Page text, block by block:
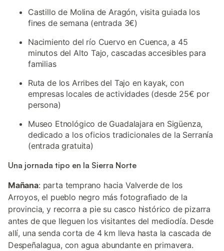
Castillo de Molina de Aragón, visita guiada los
fines de semana (entrada 3€)
Nacimiento del río Cuervo en Cuenca, a 45
minutos del Alto Tajo, cascadas accesibles para
familias
Ruta de los Arribes del Tajo en kayak, con
empresas locales de actividades (desde 25€ por
persona)
Museo Etnológico de Guadalajara en Sigüenza,
dedicado a los oficios tradicionales de la Serranía
(entrada gratuita)
Una jornada tipo en la Sierra Norte
Mañana: parta temprano hacia Valverde de los
Arroyos, el pueblo negro más fotografiado de la
provincia, y recorra a pie su casco histórico de pizarra
antes de que lleguen los visitantes del mediodía. Desde
allí, una senda corta de 4 km lleva hasta la cascada de
Despeñalagua, con agua abundante en primavera.